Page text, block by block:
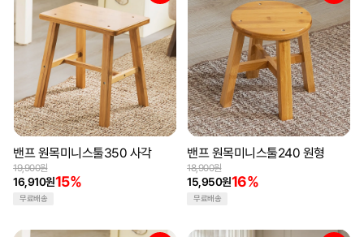
밴프 원목미니스툴350 사각
16,910원15%
19,900원
무료배송
밴프 원목미니스툴240 원형
15,950원16%
18,900원
무료배송